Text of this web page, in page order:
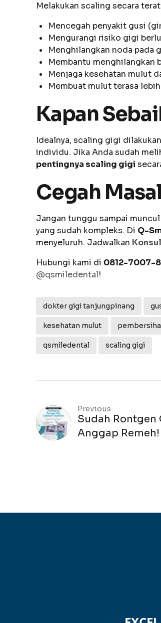
Melakukan scaling secara
Mencegah penyakit gusi
Mengurangi risiko gigi
Menghilangkan noda pada
Membantu menghilangkan
Menjaga kesehatan mulut
Membuat mulut terasa
Kapan
Idealnya, scaling gigi
individu. Jika Anda sudah
pentingnya scaling gigi
Cegah
Jangan tunggu sampai
yang sudah kompleks. Di Q-
menyeluruh. Jadwalkan
Hubungi kami di 0812-7007-
@qsmiledental!
dokter gigi tanjungpinang
kesehatan mulut
qsmiledental scaling gigi
Previous
Sudah Rontgen
Anggap Remeh!